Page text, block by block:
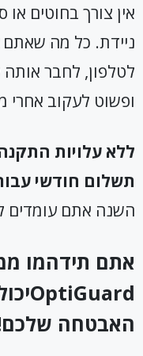
אין צורך בחוטים
ניידת. כל מה שאתם
לטלפון, לחבר
ופשוט לעקוב
ללא עלויות
תשלום חודשי
השנה אתם עומדים
אתם תידהמו
OptiGuard
האבטחה